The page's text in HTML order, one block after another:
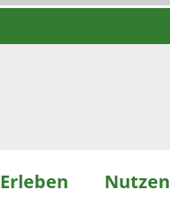
Erleben Nutzen